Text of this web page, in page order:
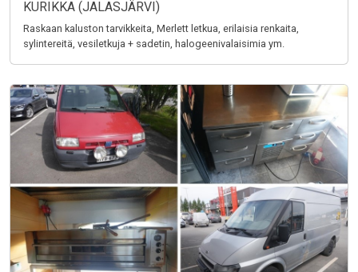
KURIKKA (JALASJÄRVI)
Raskaan kaluston tarvikkeita, Merlett letkua, erilaisia renkaita,
sylintereitä, vesiletkuja + sadetin, halogeenivalaisimia ym.